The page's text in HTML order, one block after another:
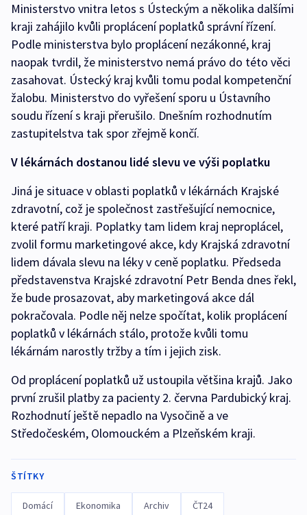
Ministerstvo vnitra letos s Ústeckým a několika dalšími
kraji zahájilo kvůli proplácení poplatků správní řízení.
Podle ministerstva bylo proplácení nezákonné, kraj
naopak tvrdil, že ministerstvo nemá právo do této věci
zasahovat. Ústecký kraj kvůli tomu podal kompetenční
žalobu. Ministerstvo do vyřešení sporu u Ústavního
soudu řízení s kraji přerušilo. Dnešním rozhodnutím
zastupitelstva tak spor zřejmě končí.
V lékárnách dostanou lidé slevu ve výši poplatku
Jiná je situace v oblasti poplatků v lékárnách Krajské
zdravotní, což je společnost zastřešující nemocnice,
které patří kraji. Poplatky tam lidem kraj neproplácel,
zvolil formu marketingové akce, kdy Krajská zdravotní
lidem dávala slevu na léky v ceně poplatku. Předseda
představenstva Krajské zdravotní Petr Benda dnes řekl,
že bude prosazovat, aby marketingová akce dál
pokračovala. Podle něj nelze spočítat, kolik proplácení
poplatků v lékárnách stálo, protože kvůli tomu
lékárnám narostly tržby a tím i jejich zisk.
Od proplácení poplatků už ustoupila většina krajů. Jako
první zrušil platby za pacienty 2. června Pardubický kraj.
Rozhodnutí ještě nepadlo na Vysočině a ve
Středočeském, Olomouckém a Plzeňském kraji.
ŠTÍTKY
Domácí Ekonomika Archiv ČT24